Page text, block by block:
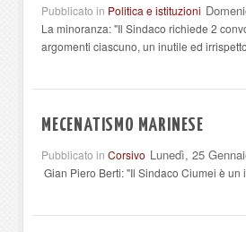
Pubblicato in Politica e istituzioni
La minoranza: "Il Sindaco richiede 2
argomenti ciascuno, un inutile ed
MECENATISMO MARINESE
Pubblicato in Corsivo Lunedì, 25
Gian Piero Berti: "Il Sindaco Ciumei è un